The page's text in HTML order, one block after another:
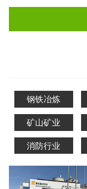
钢铁冶炼
矿山矿业
消防行业